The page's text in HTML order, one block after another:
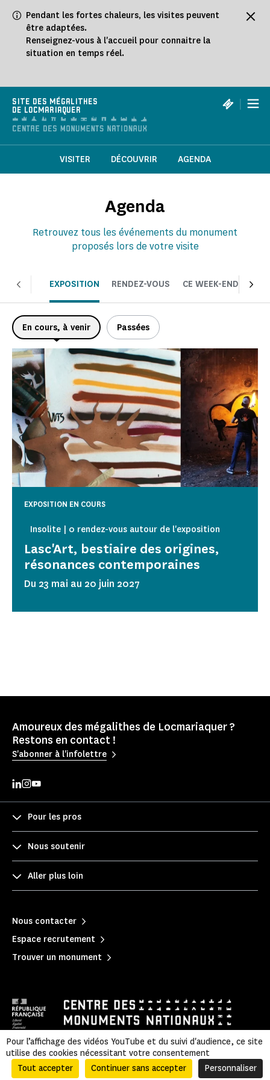
Pendant les fortes chaleurs, les visites peuvent
être adaptées.
Renseignez-vous à l'accueil pour connaitre la
situation en temps réel.
SITE DES MÉGALITHES
DE LOCMARIAQUER
|
VISITER DÉCOUVRIR AGENDA
Agenda
Retrouvez tous les événements du monument
proposés lors de votre visite
EXPOSITION RENDEZ-VOUS CE WEEK-END
En cours, à venir Passées
Lasc'Art, bestiaire des origines,
résonances contemporaines
Insolite | 0 rendez-vous autour de l'exposition
Du 23 mai au 20 juin 2027
EXPOSITION EN COURS
Amoureux des mégalithes de Locmariaquer ?
Restons en contact !
S'abonner à l'infolettre
Pour les pros
Nous soutenir
Aller plus loin
Nous contacter
Espace recrutement
Trouver un monument
Mentions légales Politique de confidentialité
|
Informations légales et administratives
| Plan du site
Pour l’affichage des vidéos YouTube et du suivi d'audience, ce site
utilise des cookies nécessitant votre consentement
Tout accepter
Continuer sans accepter Personnaliser